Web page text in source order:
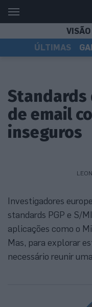
VISÃO
ÚLTIMAS
Standards
de email
inseguros
Investigadores
standards PGP e S/
aplicações como o
Mas, para explorar
necessário reunir